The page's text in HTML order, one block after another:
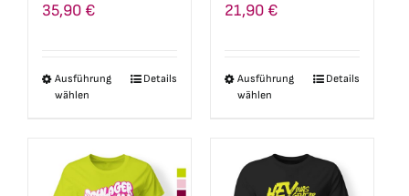
35,90 €
Ausführung
wählen
Dieses
mehrere
Varianten
Details
21,90 €
Ausführung
wählen
Dieses
mehrere
Varianten
Details